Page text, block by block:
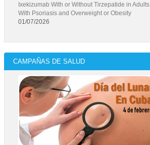
Ixekizumab With or Without Tirzepatide in Adults
With Psoriasis and Overweight or Obesity
01/07/2026
CAMPAÑAS DE SALUD